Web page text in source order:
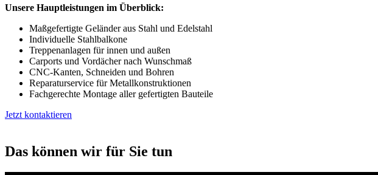
Unsere Hauptleistungen im Überblick:
Maßgefertigte Geländer aus Stahl und Edelstahl
Individuelle Stahlbalkone
Treppenanlagen für innen und außen
Carports und Vordächer nach Wunschmaß
CNC-Kanten, Schneiden und Bohren
Reparaturservice für Metallkonstruktionen
Fachgerechte Montage aller gefertigten Bauteile
Jetzt kontaktieren
Das können wir für Sie tun